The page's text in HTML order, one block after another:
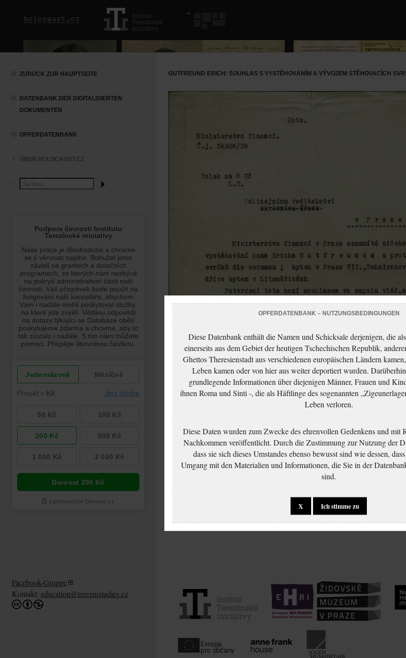
ZURÜCK ZUR HAUPTSEITE
DATENBANK DER DIGITALISIERTEN
DOKUMENTEN
OPFERDATENBANK
ÜBER HOLOCAUST.CZ
GUTFREUND ERICH: SOUHLAS S VYSTĚHOVÁNÍM A VÝVOZEM STĚHOVACÍCH
Facebook-Gruppe
Kontakt: education@terezinstudies.cz
OPFERDATENBANK – NUTZUNGSBEDINGUNGEN
Diese Datenbank enthält die Namen und Schicksale derjenigen, die
einerseits aus dem Gebiet der heutigen Tschechischen Republik,
Ghettos Theresienstadt aus verschiedenen europäischen Ländern
Leben kamen oder von hier aus weiter deportiert wurden.
grundlegende Informationen über diejenigen Männer, Frauen und
ihnen Roma und Sinti -, die als Häftlinge des sogenannten
Leben verloren.
Diese Daten wurden zum Zwecke des ehrenvollen Gedenkens und mit
Nachkommen veröffentlicht. Durch die Zustimmung zur Nutzung der
dass sie sich dieses Umstandes ebenso bewusst sind wie dessen,
Umgang mit den Materialien und Informationen, die Sie in der
sind.
X Ich stimme zu